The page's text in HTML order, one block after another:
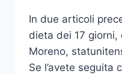
In due articoli
dieta dei 17
Moreno,
Se l’avete seguita